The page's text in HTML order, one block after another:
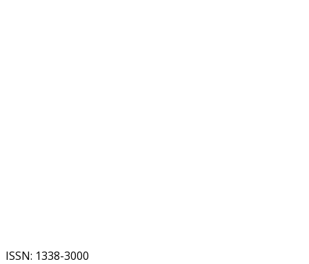
ISSN: 1338-3000